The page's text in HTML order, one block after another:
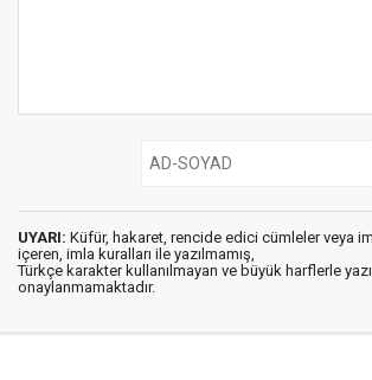
UYARI: Küfür, hakaret, rencide edici cümleler veya
içeren, imla kuralları ile yazılmamış,
Türkçe karakter kullanılmayan ve büyük harflerle
onaylanmamaktadır.